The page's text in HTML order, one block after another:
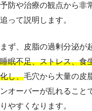
予防や治療の観点から非
追って説明します。
まず、皮脂の過剰分泌が
睡眠不足、ストレス、食
化し、毛穴から大量の皮
ンオーバーが乱れること
りやすくなります。